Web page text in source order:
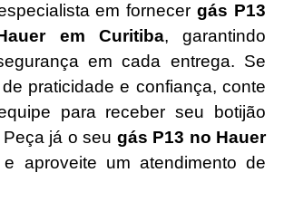
em fornecergás P13
em Curitiba, garantindo
em cada entrega. Se
praticidade e confiança, conte
para receber seu botijão
já o seu gás P13 no Hauer
e aproveite um atendimento de